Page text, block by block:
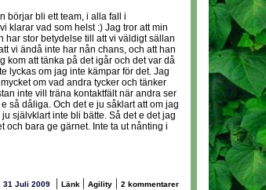
börjar bli ett team, i alla fall i
klarar vad som helst :) Jag tror att min
har stor betydelse till att vi väldigt sällan
vi ändå inte har nån chans, och att han
kom att tänka på det igår och det var då
lyckas om jag inte kämpar för det. Jag
om vad andra tycker och tänker
inte vill träna kontaktfält när andra ser
så dåliga. Och det e ju såklart att om jag
självklart inte bli bätte. Så det e det jag
och bara ge gärnet. Inte ta ut nånting i
31 Juli 2009 | Länk | Agility | 2 kommentarer